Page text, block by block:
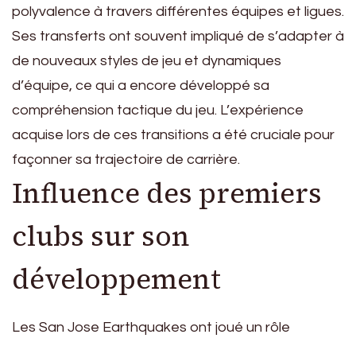
polyvalence à travers différentes équipes et ligues.
Ses transferts ont souvent impliqué de s’adapter à
de nouveaux styles de jeu et dynamiques
d’équipe, ce qui a encore développé sa
compréhension tactique du jeu. L’expérience
acquise lors de ces transitions a été cruciale pour
façonner sa trajectoire de carrière.
Influence des premiers
clubs sur son
développement
Les San Jose Earthquakes ont joué un rôle